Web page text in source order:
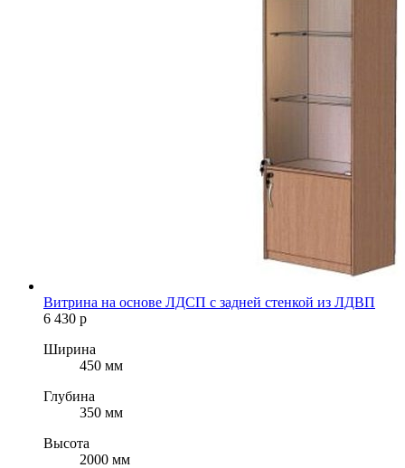
Витрина на основе ЛДСП с задней стенкой из ЛДВП
6 430 р
Ширина
450 мм
Глубина
350 мм
Высота
2000 мм